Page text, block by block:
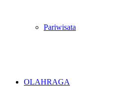
Pariwisata
OLAHRAGA